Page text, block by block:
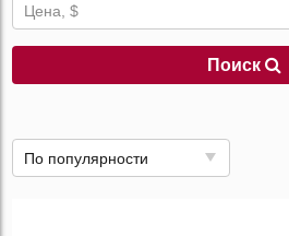
Цена, $
Поиск
По популярности